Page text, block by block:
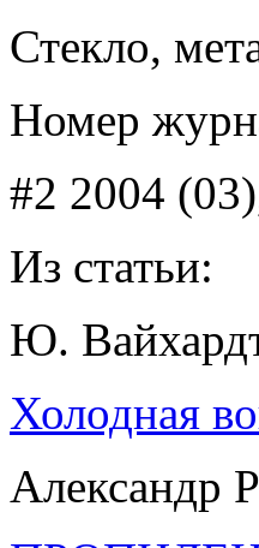
Стекло,
Номер
#2 2004
Из статьи:
Ю.
Холодная
Александр